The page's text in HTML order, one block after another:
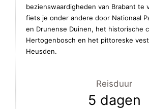
bezienswaardigheden van Brabant te
fiets je onder andere door Nationaal
en Drunense Duinen, het historische
Hertogenbosch en het pittoreske
Heusden.
Reisduur
5 dagen